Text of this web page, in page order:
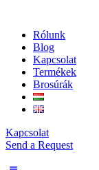
Rólunk
Blog
Kapcsolat
Termékek
Brosúrák
Kapcsolat
Send a Request